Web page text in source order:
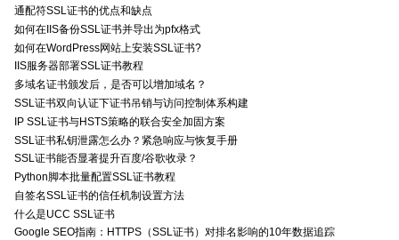
通配符SSL证书的优点和缺点
如何在IIS备份SSL证书并导出为pfx格式
如何在WordPress网站上安装SSL证书?
IIS服务器部署SSL证书教程
多域名证书颁发后，是否可以增加域名？
SSL证书双向认证下证书吊销与访问控制体系构建
IP SSL证书与HSTS策略的联合安全加固方案
SSL证书私钥泄露怎么办？紧急响应与恢复手册
SSL证书能否显著提升百度/谷歌收录？
Python脚本批量配置SSL证书教程
自签名SSL证书的信任机制设置方法
什么是UCC SSL证书
Google SEO指南：HTTPS（SSL证书）对排名影响的10年数据追踪